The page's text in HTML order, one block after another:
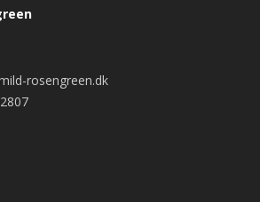
rosengreen.dk